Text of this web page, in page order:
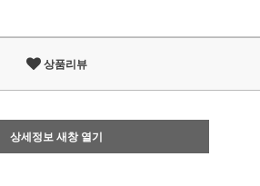
상품리뷰
상세정보 새창 열기